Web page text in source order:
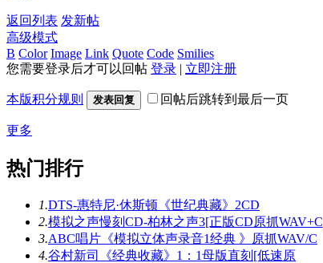
返回列表 发新帖
高级模式
B Color Image Link Quote Code Smilies
您需要登录后才可以回帖 登录 | 立即注册
本版积分规则 发表回复 回帖后跳转到最后一页
更多
热门排行
1.DTS-惠特尼·休斯顿《世纪典藏》2CD
2.模拟之声慢刻CD-柏林之声3[正版CD原抓WAV+C
3.ABC唱片《模拟立体声录音1经典 》原抓WAV/C
4.谷村新司《经典收藏》1：1母版直刻[低速原